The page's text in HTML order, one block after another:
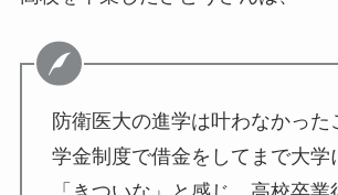
防衛医大の進学は叶わなかった
学金制度で借金をしてまで大学